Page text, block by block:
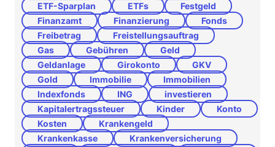
ETF-Sparplan
ETFs
Festgeld
Finanzamt
Finanzierung
Fonds
Freibetrag
Freistellungsauftrag
Gas
Gebühren
Geld
Geldanlage
Girokonto
GKV
Gold
Immobilie
Immobilien
Indexfonds
ING
investieren
Kapitalertragssteuer
Kinder
Konto
Kosten
Krankengeld
Krankenkasse
Krankenversicherung